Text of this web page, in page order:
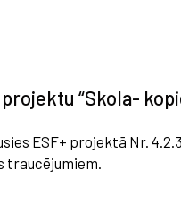
“Skola-
ESF+ projektā Nr.
traucējumiem.